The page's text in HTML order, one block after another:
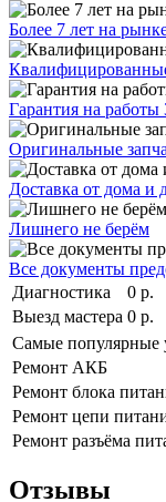
Более 7 лет на
Гарантия на работы
Оригинальные
Доставка от дома и
Лишнего не берём
Все документы
Диагностика
0 р.
Выезд мастера 0 р.
Самые популярные
Ремонт АКБ
Ремонт блока
Ремонт цепи
Ремонт разъёма
Отзывы